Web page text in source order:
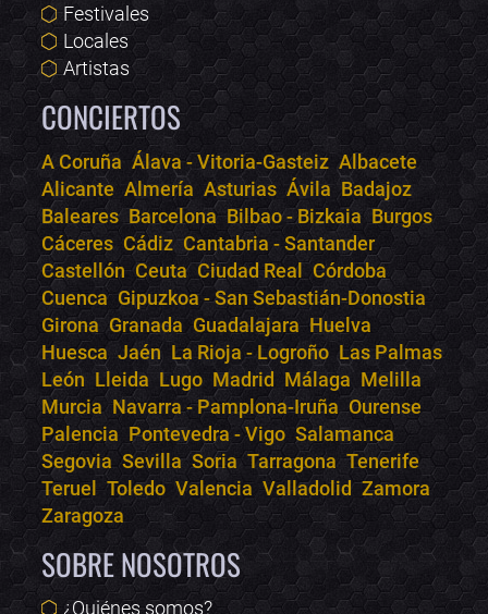
Festivales
Locales
Artistas
CONCIERTOS
A Coruña Álava - Vitoria-Gasteiz Albacete
Alicante Almería Asturias Ávila Badajoz
Baleares Barcelona Bilbao - Bizkaia Burgos
Cáceres Cádiz Cantabria - Santander
Castellón Ceuta Ciudad Real Córdoba
Cuenca Gipuzkoa - San Sebastián-Donostia
Girona Granada Guadalajara Huelva
Huesca Jaén La Rioja - Logroño Las Palmas
León Lleida Lugo Madrid Málaga Melilla
Murcia Navarra - Pamplona-Iruña Ourense
Palencia Pontevedra - Vigo Salamanca
Segovia Sevilla Soria Tarragona Tenerife
Teruel Toledo Valencia Valladolid Zamora
Zaragoza
SOBRE NOSOTROS
¿Quiénes somos?
Bololoco · conciertos.club
Online · Te ayudo a encontrar conciertos